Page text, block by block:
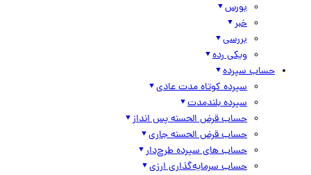
بورس
خبر
بررسی
ویکی رده
حساب سپرده
سپرده کوتاه مدت عادی
سپرده بلندمدت
حساب قرض الحسنه پس انداز
حساب قرض الحسنه جاری
حساب های سپرده طرح‌دار
حساب سرمایه‌گذاری ارزی